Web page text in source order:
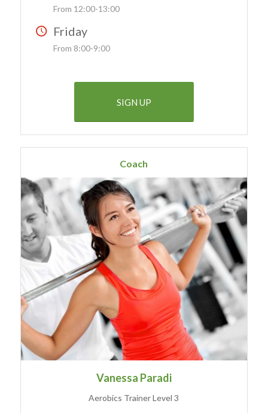
From 12:00-13:00
Friday
From 8:00-9:00
SIGN UP
Coach
Vanessa Paradi
Aerobics Trainer Level 3